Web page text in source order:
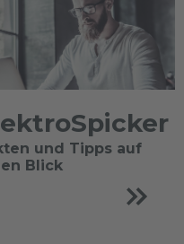
und Tipps auf
Blick